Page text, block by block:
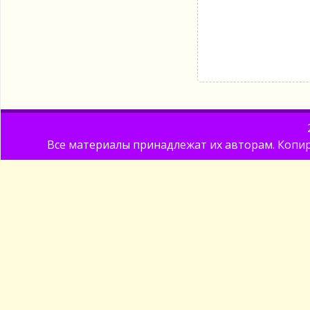
Все материалы принадлежат их авторам.